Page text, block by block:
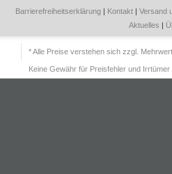
Barrierefreiheitserklärung | Kontakt | Versand
Aktuelles |
* Alle Preise verstehen sich zzgl.
Keine Gewähr für Preisfehler und Irrtümer